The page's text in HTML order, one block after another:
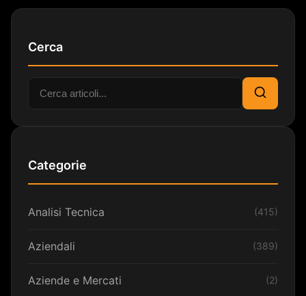
Cerca
Cerca:
Cerca
Categorie
Analisi Tecnica (415)
Aziendali (389)
Aziende e Mercati (2)